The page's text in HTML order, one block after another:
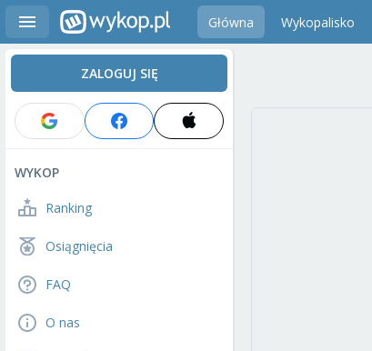
Główna Wykopalisko
ZALOGUJ SIĘ
WYKOP
Ranking
Osiągnięcia
FAQ
O nas